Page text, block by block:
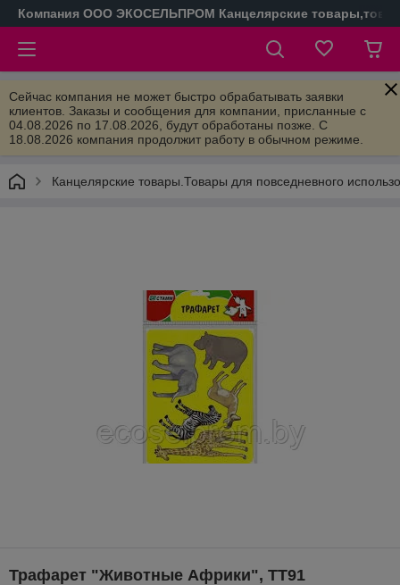
Компания ООО ЭКОСЕЛЬПРОМ Канцелярские
Сейчас компания не может быстро обрабатывать заявки
клиентов. Заказы и сообщения для компании, присланные с
04.08.2026 по 17.08.2026, будут обработаны позже. С
18.08.2026 компания продолжит работу в обычном режиме.
Канцелярские товары.Товары для повседневного
Трафарет "Животные Африки", ТТ91